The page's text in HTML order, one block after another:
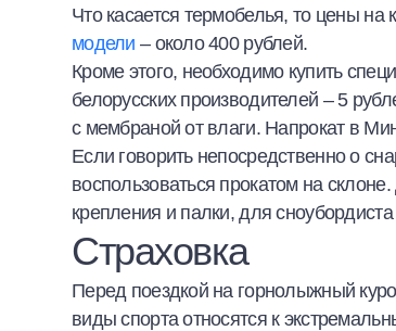
Что касается термобелья, то цены
модели – около 400 рублей.
Кроме этого, необходимо купить
белорусских производителей – 5
с мембраной от влаги. Напрокат в
Если говорить непосредственно о
воспользоваться прокатом на
крепления и палки, для
Страховка
Перед поездкой на горнолыжный
виды спорта относятся к